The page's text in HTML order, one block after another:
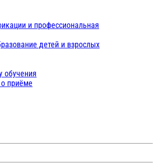
и профессиональная
детей и взрослых
обучения
приёме